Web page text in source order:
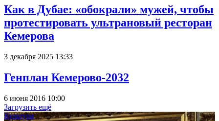
Как в Дубае: «обокрали» мужей, чтобы
протестировать ультрановый ресторан
Кемерова
3 декабря 2025 13:33
Генплан Кемерово-2032
6 июня 2016 10:00
Загрузить ещё
Культура